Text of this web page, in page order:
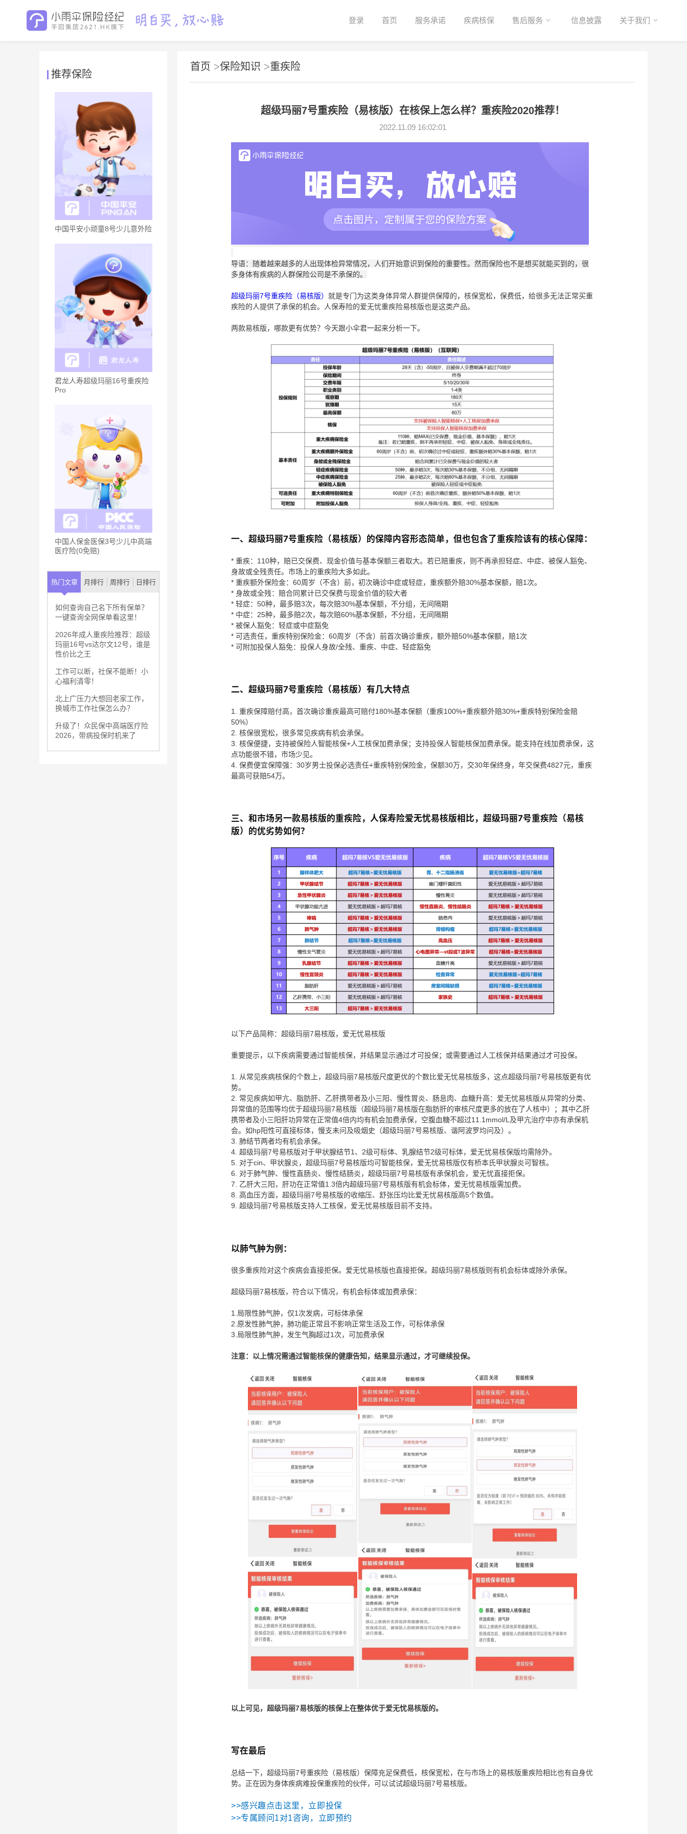
登录 首页 服务承诺 疾病核保 售后服务 信息披露 关于我们
推荐保险
中国平安小顽童8号少儿意外险
君龙人寿超级玛丽16号重疾险
Pro
中国人保金医保3号少儿中高端
医疗险(0免赔)
热门文章 月排行 周排行 日排行
如何查询自己名下所有保单？
一键查询全网保单看这里！
2026年成人重疾险推荐：超级
玛丽16号vs达尔文12号，谁是
性价比之王
工作可以断，社保不能断！小
心福利清零！
北上广压力大想回老家工作，
换城市工作社保怎么办？
升级了！众民保中高端医疗险
2026，带病投保时机来了
首页 >保险知识 >重疾险
超级玛丽7号重疾险（易核版）在核保上怎么样？重疾险2020推荐！
2022.11.09 16:02:01
导语：随着越来越多的人出现体检异常情况，人们开始意识到保险的重要性。然而保险也不是想买就能买到的，很
多身体有疾病的人群保险公司是不承保的。
超级玛丽7号重疾险（易核版） 就是专门为这类身体异常人群提供保障的，核保宽松，保费低，给很多无法正常买重
疾险的人提供了承保的机会。人保寿险的爱无忧重疾险易核版也是这类产品。
两款易核版，哪款更有优势？今天跟小伞君一起来分析一下。
一、超级玛丽7号重疾险（易核版）的保障内容形态简单，但也包含了重疾险该有的核心保障：
* 重疾：110种，赔已交保费、现金价值与基本保额三者取大。若已赔重疾，则不再承担轻症、中症、被保人豁免、
身故或全残责任。市场上的重疾险大多如此。
* 重疾额外保险金：60周岁（不含）前，初次确诊中症或轻症，重疾额外赔30%基本保额，赔1次。
* 身故或全残：赔合同累计已交保费与现金价值的较大者
* 轻症：50种，最多赔3次，每次赔30%基本保额，不分组，无间隔期
* 中症：25种，最多赔2次，每次赔60%基本保额，不分组，无间隔期
* 被保人豁免：轻症或中症豁免
* 可选责任，重疾特别保险金：60周岁（不含）前首次确诊重疾，额外赔50%基本保额，赔1次
* 可附加投保人豁免：投保人身故/全残、重疾、中症、轻症豁免
二、超级玛丽7号重疾险（易核版）有几大特点
1. 重疾保障赔付高，首次确诊重疾最高可赔付180%基本保额（重疾100%+重疾额外赔30%+重疾特别保险金赔
50%）
2. 核保很宽松，很多常见疾病有机会承保。
3. 核保便捷，支持被保险人智能核保+人工核保加费承保；支持投保人智能核保加费承保。能支持在线加费承保，这
点功能很不错，市场少见。
4. 保费便宜保障强：30岁男士投保必选责任+重疾特别保险金，保额30万，交30年保终身，年交保费4827元，重疾
最高可获赔54万。
三、和市场另一款易核版的重疾险，人保寿险爱无忧易核版相比，超级玛丽7号重疾险（易核
版）的优劣势如何？
以下产品简称：超级玛丽7易核版，爱无忧易核版
重要提示，以下疾病需要通过智能核保，并结果显示通过才可投保；或需要通过人工核保并结果通过才可投保。
1. 从常见疾病核保的个数上，超级玛丽7易核版尺度更优的个数比爱无忧易核版多，这点超级玛丽7号易核版更有优
势。
2. 常见疾病如甲亢、脂肪肝、乙肝携带者及小三阳、慢性胃炎、肠息肉、血糖升高：爱无忧易核版从异常的分类、
异常值的范围等均优于超级玛丽7易核版（超级玛丽7易核版在脂肪肝的审核尺度更多的放在了人核中）；其中乙肝
携带者及小三阳肝功异常在正常值4倍内均有机会加费承保，空腹血糖不超过11.1mmol/L及甲亢治疗中亦有承保机
会。如hp阳性可直接标体，慢支未问及吸烟史（超级玛丽7号易核版、谐阿波罗均问及）。
3. 肺结节两者均有机会承保。
4. 超级玛丽7号易核版对于甲状腺结节1、2级可标体、乳腺结节2级可标体，爱无忧易核保版均需除外。
5. 对于cin、甲状腺炎，超级玛丽7号易核版均可智能核保，爱无忧易核版仅有桥本氏甲状腺炎可智核。
6. 对于肺气肿、慢性直肠炎、慢性结肠炎，超级玛丽7号易核版有承保机会，爱无忧直接拒保。
7. 乙肝大三阳，肝功在正常值1.3倍内超级玛丽7号易核版有机会标体，爱无忧易核版需加费。
8. 高血压方面，超级玛丽7号易核版的收缩压、舒张压均比爱无忧易核版高5个数值。
9. 超级玛丽7号易核版支持人工核保，爱无忧易核版目前不支持。
以肺气肿为例：
很多重疾险对这个疾病会直接拒保。爱无忧易核版也直接拒保。超级玛丽7易核版则有机会标体或除外承保。
超级玛丽7易核版，符合以下情况，有机会标体或加费承保：
1.局限性肺气肿，仅1次发病，可标体承保
2.原发性肺气肿，肺功能正常且不影响正常生活及工作，可标体承保
3.局限性肺气肿，发生气胸超过1次，可加费承保
注意：以上情况需通过智能核保的健康告知，结果显示通过，才可继续投保。
以上可见，超级玛丽7易核版的核保上在整体优于爱无忧易核版的。
写在最后
总结一下，超级玛丽7号重疾险（易核版）保障充足保费低，核保宽松，在与市场上的易核版重疾险相比也有自身优
势。正在因为身体疾病难投保重疾险的伙伴，可以试试超级玛丽7号易核版。
>>感兴趣点击这里，立即投保
>>专属顾问1对1咨询，立即预约